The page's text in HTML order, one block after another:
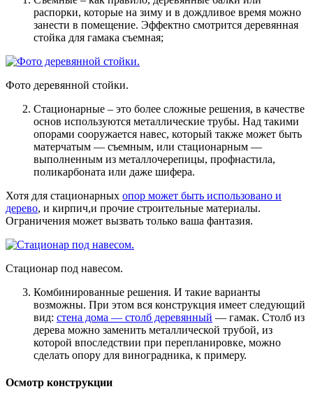
распорки, которые на зиму и в дождливое время можно
занести в помещение. Эффектно смотрится деревянная
стойка для гамака съемная;
Фото деревянной стойки.
Стационарные – это более сложные решения, в качестве
основ используются металлические трубы. Над такими
опорами сооружается навес, который также может быть
матерчатым — съемным, или стационарным —
выполненным из металлочерепицы, профнастила,
поликарбоната или даже шифера.
Хотя для стационарных опор может быть использовано и
дерево, и кирпич,и прочие строительные материалы.
Ограничения может вызвать только ваша фантазия.
Стационар под навесом.
Комбинированные решения. И такие варианты
возможны. При этом вся конструкция имеет следующий
вид: стена дома — столб деревянный — гамак. Столб из
дерева можно заменить металлической трубой, из
которой впоследствии при перепланировке, можно
сделать опору для виноградника, к примеру.
Осмотр конструкции